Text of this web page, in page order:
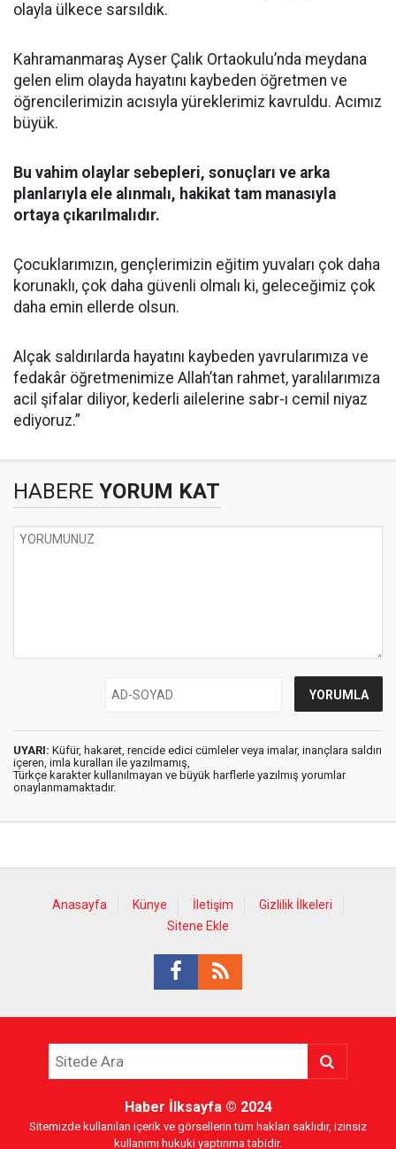
olayla ülkece sarsıldık.
Kahramanmaraş Ayser Çalık Ortaokulu’nda meydana
gelen elim olayda hayatını kaybeden öğretmen ve
öğrencilerimizin acısıyla yüreklerimiz kavruldu. Acımız
büyük.
Bu vahim olaylar sebepleri, sonuçları ve arka
planlarıyla ele alınmalı, hakikat tam manasıyla
ortaya çıkarılmalıdır.
Çocuklarımızın, gençlerimizin eğitim yuvaları çok daha
korunaklı, çok daha güvenli olmalı ki, geleceğimiz çok
daha emin ellerde olsun.
Alçak saldırılarda hayatını kaybeden yavrularımıza ve
fedakâr öğretmenimize Allah’tan rahmet, yaralılarımıza
acil şifalar diliyor, kederli ailelerine sabr-ı cemil niyaz
ediyoruz.”
HABERE YORUM KAT
UYARI: Küfür, hakaret, rencide edici cümleler veya imalar, inançlara saldırı
içeren, imla kuralları ile yazılmamış,
Türkçe karakter kullanılmayan ve büyük harflerle yazılmış yorumlar
onaylanmamaktadır.
Anasayfa Künye İletişim
Gizlilik İlkeleri
Sitene Ekle
Haber İlksayfa© 2024
Sitemizde kullanılan içerik ve görsellerin tüm hakları saklıdır, izinsiz
kullanımı hukuki yaptırıma tabidir.